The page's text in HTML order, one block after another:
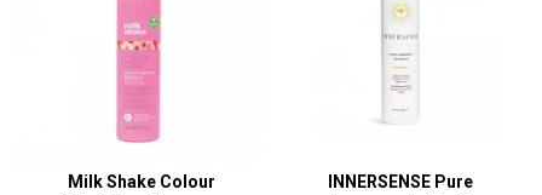
Milk Shake Colour
INNERSENSE Pure